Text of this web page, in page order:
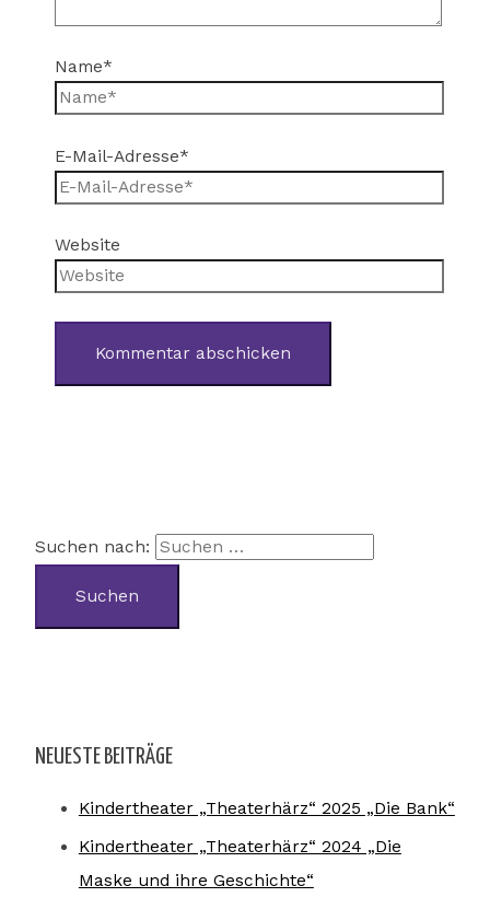
Name*
E-Mail-Adresse*
Website
Suchen nach:
NEUESTE BEITRÄGE
Kindertheater „Theaterhärz“ 2025 „Die Bank“
Kindertheater „Theaterhärz“ 2024 „Die
Maske und ihre Geschichte“